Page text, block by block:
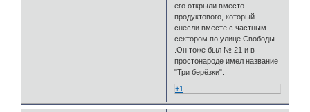
его открыли вместо
продуктового, который
снесли вместе с частным
сектором по улице Свободы
.Он тоже был № 21 и в
простонароде имел название
"Три берёзки".
+1